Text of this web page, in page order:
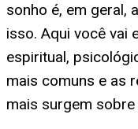
sonho é, em geral,
isso. Aqui você vai
espiritual,
mais comuns e as
mais surgem